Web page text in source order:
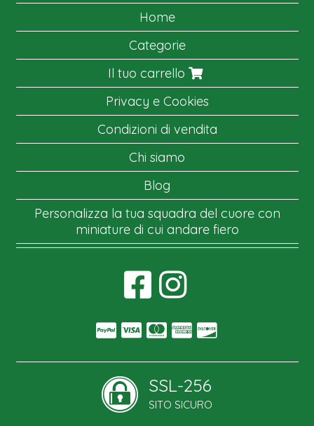
Home
Categorie
Il tuo carrello
Privacy e Cookies
Condizioni di vendita
Chi siamo
Blog
Personalizza la tua squadra del cuore con
miniature di cui andare fiero
SSL-256
SITO SICURO